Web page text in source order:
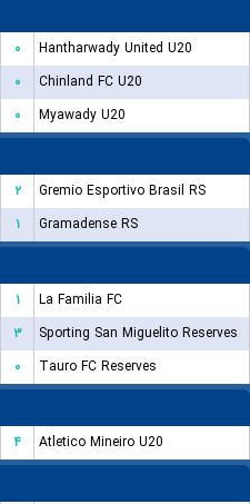
۰
Hantharwady United U20
۰
Chinland FC U20
۰
Myawady U20
۲
Gremio Esportivo Brasil RS
۱
Gramadense RS
۱
La Familia FC
۳
Sporting San Miguelito Reserves
۰
Tauro FC Reserves
۴
Atletico Mineiro U20